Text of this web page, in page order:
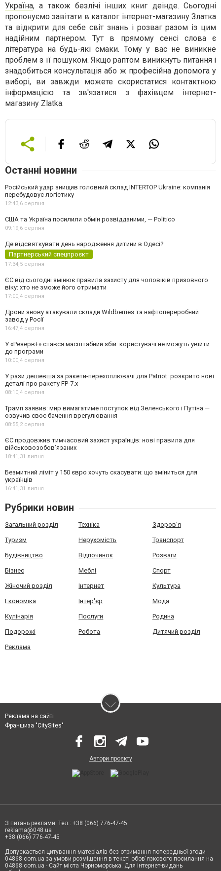
Україна, а також безлічі інших книг деінде. Сьогодні
пропонуємо завітати в каталог інтернет-магазину Златка
та відкрити для себе світ знань і розваг разом із цим
надійним партнером. Тут в прямому сенсі слова є
література на будь-які смаки. Тому у вас не виникне
проблем з її пошуком. Якщо раптом виникнуть питання і
знадобиться консультація або ж професійна допомога у
виборі, ви завжди можете скористатися контактною
інформацією та зв'язатися з фахівцем інтернет-
магазину Zlatka.
Останні новини
Російський удар знищив головний склад INTERTOP Ukraine: компанія
перебудовує логістику
12:43,6 серпня
США та Україна посилили обмін розвідданими, — Politico
09:19,6 серпня
Де відсвяткувати день народження дитини в Одесі?
Партнерський спецпроєкт
17:34,5 серпня
ЄС від сьогодні змінює правила захисту для чоловіків призовного
віку: хто не зможе його отримати
17:00,4 серпня
Дрони знову атакували склади Wildberries та нафтопереробний
завод у Росії
16:47,4 серпня
У «Резерв+» стався масштабний збій: користувачі не можуть увійти
до програми
10:00,4 серпня
У рази дешевша за ракети-перехоплювачі для Patriot: розкрито нові
деталі про ракету FP-7.x
08:10,4 серпня
Трамп заявив: мир вимагатиме поступок від Зеленського і Путіна —
озвучив своє бачення врегулювання
08:55,2 серпня
ЄС продовжив тимчасовий захист українців: нові правила для
військовозобов’язаних
18:41,31 липня
Безмитний ліміт у 150 євро хочуть скасувати: що зміниться для
українців
16:41,31 липня
Рубрики новин
Загальний розділ Техніка Здоров'я
Туризм Нерухомість Транспорт
Будівництво Відпочинок Розваги
Бізнес Меблі Спорт
Жіночий розділ Інтернет Культура
Економіка Інтер'єр Мода
Кулінарія Послуги Родина
Подорожі Робота Дитячий розділ
Реклама
Реклама на сайті
Франшиза "CitySites"
Автори проєкту
З питань реклами: Тел.: +38 (066) 776-47-45
reklama@048.ua
+38 (066) 776-47-45
Допускається цитування матеріалів без отримання попередньої згоди
04868.com.ua за умови розміщення в тексті обов'язкового посилання на
04868.com.ua - Сайт міста Чорноморська. Для інтернет-видань